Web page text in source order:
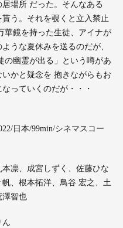
場所 だった。そんなある
う。それを覗くと立入禁止
華鏡を持った生徒、アイナが
うな夏休みを送るのだが、
の幽霊が出る」という噂があ
かと疑念を 抱きながらもお
っていくのだが・・・
日本/99min/シネマスコー
本凛、成宮しずく、佐藤ひな
、根本拓洋、鳥谷 宏之、土
澤智也
ん